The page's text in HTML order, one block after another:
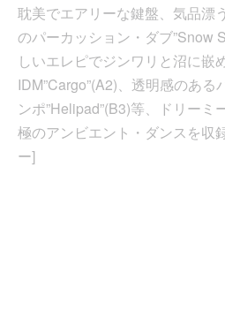
耽美でエアリーな鍵盤、気品漂
のパーカッション・ダブ”Snow
しいエレピでジンワリと沼に嵌
IDM”Cargo”(A2)、透明感のあ
ンポ”Helipad”(B3)等、ドリーミ
極のアンビエント・ダンスを収
ー]